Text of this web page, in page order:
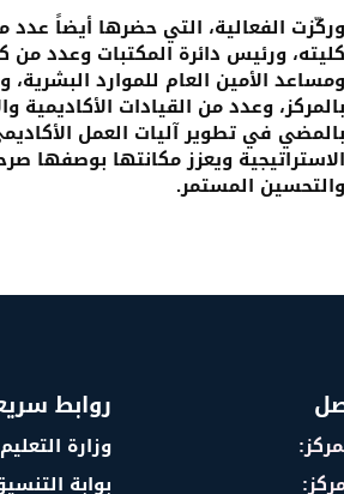
وركّزت الفعالية، التي حضرها أيضاً
كليته، ورئيس دائرة المكتبات وعدد من
ومساعد الأمين العام للموارد البشرية،
بالمركز، وعدد من القيادات الأكاديمية
بالمضي في تطوير آليات العمل
الاستراتيجية ويعزز مكانتها بوصفها
والتحسين المستمر.
روابط
وزارة
بوابة